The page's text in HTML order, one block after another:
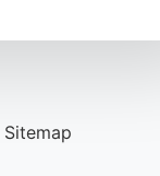
Sitemap